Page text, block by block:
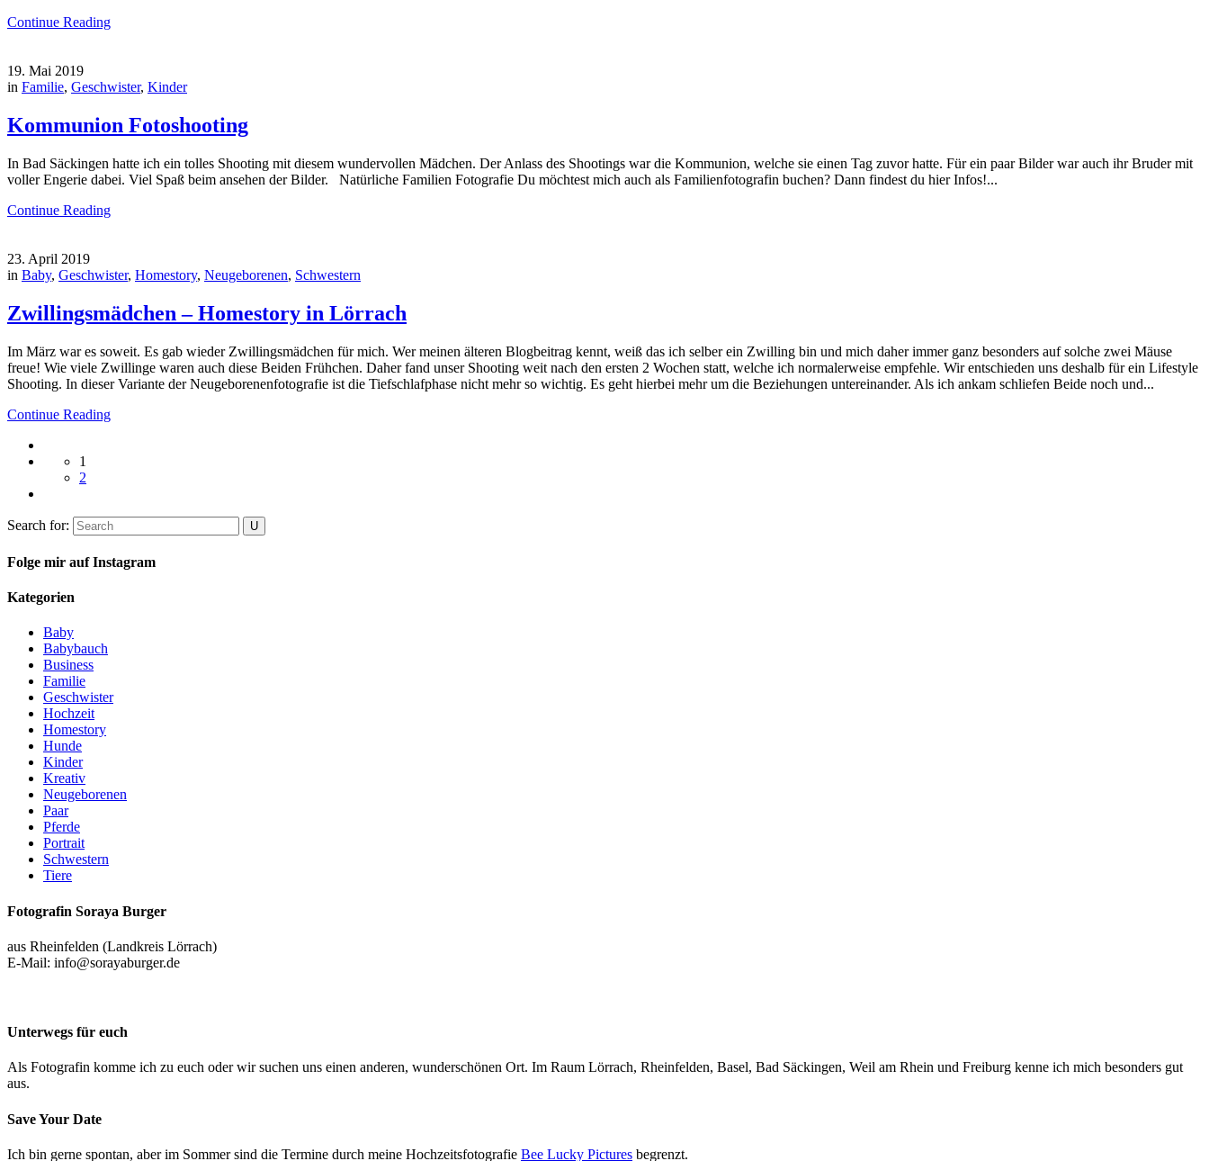
Continue Reading
19. Mai 2019
in Familie, Geschwister, Kinder
Kommunion Fotoshooting
In Bad Säckingen hatte ich ein tolles Shooting mit diesem wundervollen Mädchen. Der Anlass des Shootings war die Kommunion, welche sie einen Tag zuvor hatte. Für ein paar Bilder war auch ihr Bruder mit
voller Engerie dabei. Viel Spaß beim ansehen der Bilder. Natürliche Familien Fotografie Du möchtest mich auch als Familienfotografin buchen? Dann findest du hier Infos!...
Continue Reading
23. April 2019
in Baby, Geschwister, Homestory, Neugeborenen, Schwestern
Zwillingsmädchen – Homestory in Lörrach
Im März war es soweit. Es gab wieder Zwillingsmädchen für mich. Wer meinen älteren Blogbeitrag kennt, weiß das ich selber ein Zwilling bin und mich daher immer ganz besonders auf solche zwei Mäuse
freue! Wie viele Zwillinge waren auch diese Beiden Frühchen. Daher fand unser Shooting weit nach den ersten 2 Wochen statt, welche ich normalerweise empfehle. Wir entschieden uns deshalb für ein Lifestyle
Shooting. In dieser Variante der Neugeborenenfotografie ist die Tiefschlafphase nicht mehr so wichtig. Es geht hierbei mehr um die Beziehungen untereinander. Als ich ankam schliefen Beide noch und...
Continue Reading
1
2
Search for:
Folge mir auf Instagram
Kategorien
Baby
Babybauch
Business
Familie
Geschwister
Hochzeit
Homestory
Hunde
Kinder
Kreativ
Neugeborenen
Paar
Pferde
Portrait
Schwestern
Tiere
Fotografin Soraya Burger
aus Rheinfelden (Landkreis Lörrach)
E-Mail: info@sorayaburger.de
Unterwegs für euch
Als Fotografin komme ich zu euch oder wir suchen uns einen anderen, wunderschönen Ort. Im Raum Lörrach, Rheinfelden, Basel, Bad Säckingen, Weil am Rhein und Freiburg kenne ich mich besonders gut
aus.
Save Your Date
Ich bin gerne spontan, aber im Sommer sind die Termine durch meine Hochzeitsfotografie Bee Lucky Pictures begrenzt.